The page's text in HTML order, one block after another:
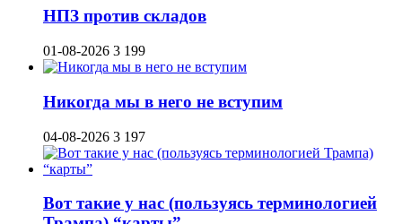
НПЗ против складов
01-08-2026 3 199
Никогда мы в него не вступим
04-08-2026 3 197
Вот такие у нас (пользуясь терминологией